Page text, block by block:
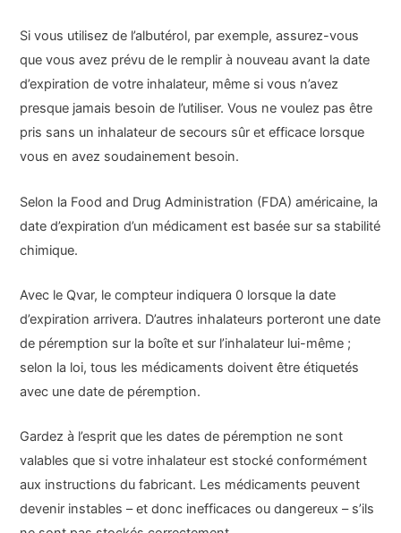
Si vous utilisez de l’albutérol, par exemple, assurez-vous
que vous avez prévu de le remplir à nouveau avant la date
d’expiration de votre inhalateur, même si vous n’avez
presque jamais besoin de l’utiliser. Vous ne voulez pas être
pris sans un inhalateur de secours sûr et efficace lorsque
vous en avez soudainement besoin.
Selon la Food and Drug Administration (FDA) américaine, la
date d’expiration d’un médicament est basée sur sa stabilité
chimique.
Avec le Qvar, le compteur indiquera 0 lorsque la date
d’expiration arrivera. D’autres inhalateurs porteront une date
de péremption sur la boîte et sur l’inhalateur lui-même ;
selon la loi, tous les médicaments doivent être étiquetés
avec une date de péremption.
Gardez à l’esprit que les dates de péremption ne sont
valables que si votre inhalateur est stocké conformément
aux instructions du fabricant. Les médicaments peuvent
devenir instables – et donc inefficaces ou dangereux – s’ils